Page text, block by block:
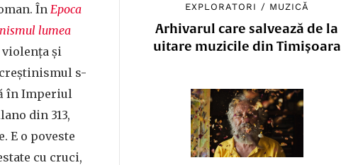
EXPLORATORI / MUZICĂ
Arhivarul care salvează de la
uitare muzicile din Timișoara
ÎnEpoca
lumea
violența și
s-
în Imperiul
din 313,
E o poveste
cu cruci,